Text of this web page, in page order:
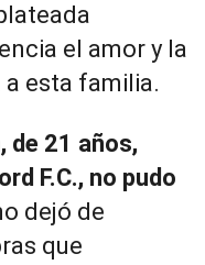
el amor y la
esta familia.
de 21 años,
F.C., no pudo
dejó de
que